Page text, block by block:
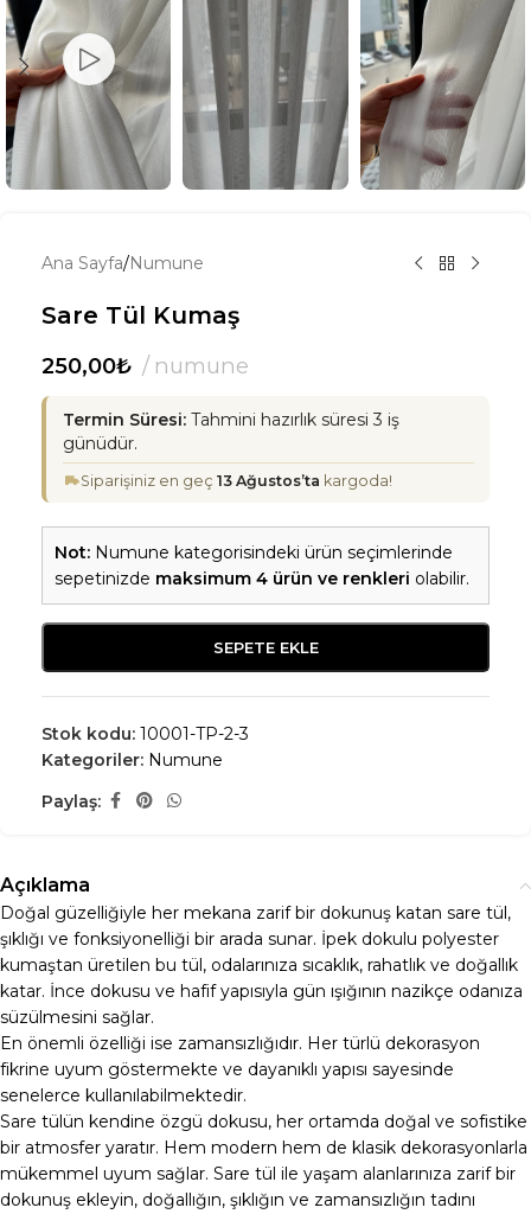
Ana Sayfa/Numune
Sare Tül Kumaş
250,00₺ numune
Termin Süresi: Tahmini hazırlık süresi 3 iş
günüdür.
Siparişiniz en geç 13 Ağustos’ta kargoda!
Not: Numune kategorisindeki ürün seçimlerinde
sepetinizde maksimum 4 ürün ve renkleri olabilir.
SEPETE EKLE
Stok kodu: 10001-TP-2-3
Kategoriler: Numune
Paylaş:
Açıklama
Doğal güzelliğiyle her mekana zarif bir dokunuş katan sare tül,
şıklığı ve fonksiyonelliği bir arada sunar. İpek dokulu polyester
kumaştan üretilen bu tül, odalarınıza sıcaklık, rahatlık ve doğallık
katar. İnce dokusu ve hafif yapısıyla gün ışığının nazikçe odanıza
süzülmesini sağlar.
En önemli özelliği ise zamansızlığıdır. Her türlü dekorasyon
fikrine uyum göstermekte ve dayanıklı yapısı sayesinde
senelerce kullanılabilmektedir.
Sare tülün kendine özgü dokusu, her ortamda doğal ve sofistike
bir atmosfer yaratır. Hem modern hem de klasik dekorasyonlarla
mükemmel uyum sağlar. Sare tül ile yaşam alanlarınıza zarif bir
dokunuş ekleyin, doğallığın, şıklığın ve zamansızlığın tadını